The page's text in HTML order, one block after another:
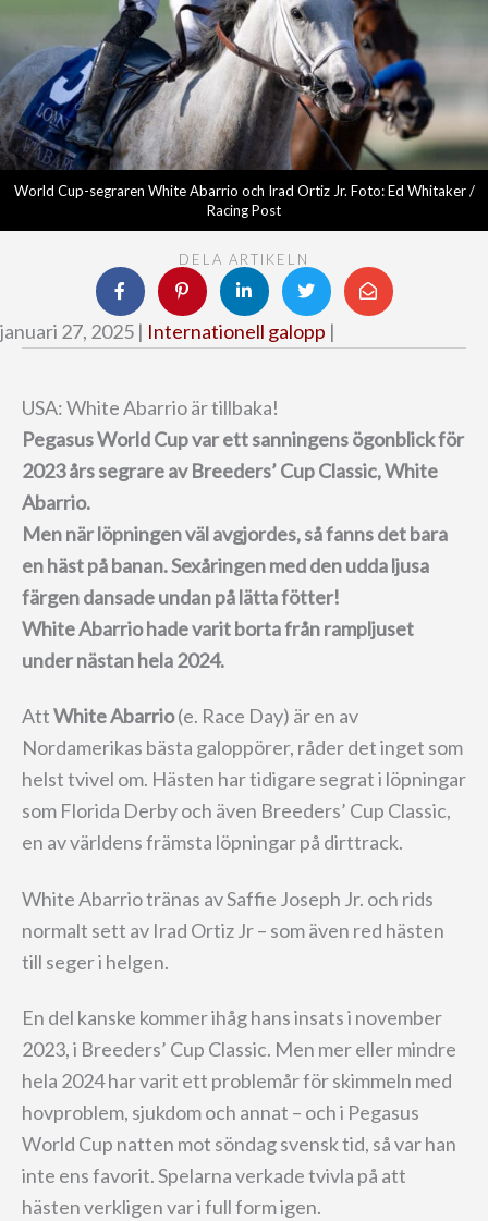
World Cup-segraren White Abarrio och Irad Ortiz Jr. Foto: Ed Whitaker /
Racing Post
DELA ARTIKELN
januari 27, 2025 | Internationell galopp |
USA: White Abarrio är tillbaka!
Pegasus World Cup var ett sanningens ögonblick för
2023 års segrare av Breeders’ Cup Classic, White
Abarrio.
Men när löpningen väl avgjordes, så fanns det bara
en häst på banan. Sexåringen med den udda ljusa
färgen dansade undan på lätta fötter!
White Abarrio hade varit borta från rampljuset
under nästan hela 2024.
AttWhite Abarrio(e. Race Day) är en av
Nordamerikas bästa galoppörer, råder det inget som
helst tvivel om. Hästen har tidigare segrat i löpningar
som Florida Derby och även Breeders’ Cup Classic,
en av världens främsta löpningar på dirttrack.
White Abarrio tränas av Saffie Joseph Jr. och rids
normalt sett av Irad Ortiz Jr – som även red hästen
till seger i helgen.
En del kanske kommer ihåg hans insats i november
2023, i Breeders’ Cup Classic. Men mer eller mindre
hela 2024 har varit ett problemår för skimmeln med
hovproblem, sjukdom och annat – och i Pegasus
World Cup natten mot söndag svensk tid, så var han
inte ens favorit. Spelarna verkade tvivla på att
hästen verkligen var i full form igen.